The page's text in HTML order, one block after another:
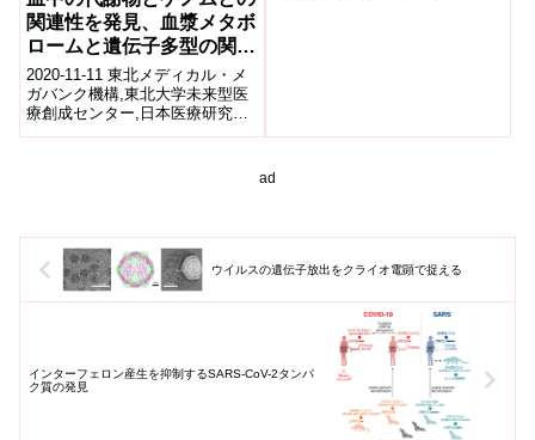
関連性を発見、血漿メタボ
ロームと遺伝子多型の関連
解析が未来型医療実現のカ
ギに
2020-11-11 東北メディカル・メ
ガバンク機構,東北大学未来型医
療創成センター,日本医療研究開
発機構発表のポイント 血漿メタ
ad
ウイルスの遺伝子放出をクライオ電顕で捉える
インターフェロン産生を抑制するSARS-CoV-2タンパ
ク質の発見